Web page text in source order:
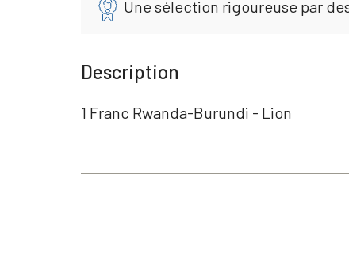
Une sélection rigoureuse par
Description
1 Franc Rwanda-Burundi - Lion